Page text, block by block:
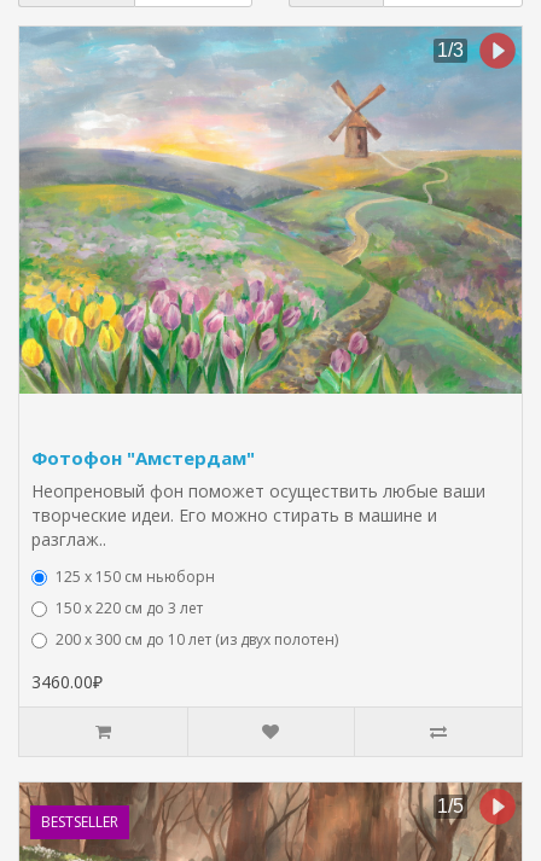
Фотофон "Амстердам"
Неопреновый фон поможет осуществить любые ваши
творческие идеи. Его можно стирать в машине и
разглаж..
125 x 150 см ньюборн
150 х 220 см до 3 лет
200 х 300 см до 10 лет (из двух полотен)
3460.00₽
BESTSELLER